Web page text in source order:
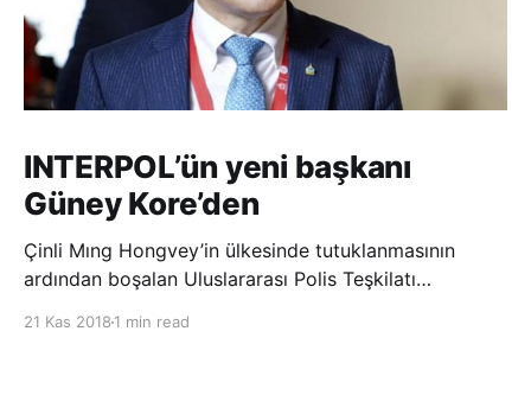
INTERPOL’ün yeni başkanı
Güney Kore’den
Çinli Mıng Hongvey’in ülkesinde tutuklanmasının
ardından boşalan Uluslararası Polis Teşkilatı
21 Kas 2018 1 min read